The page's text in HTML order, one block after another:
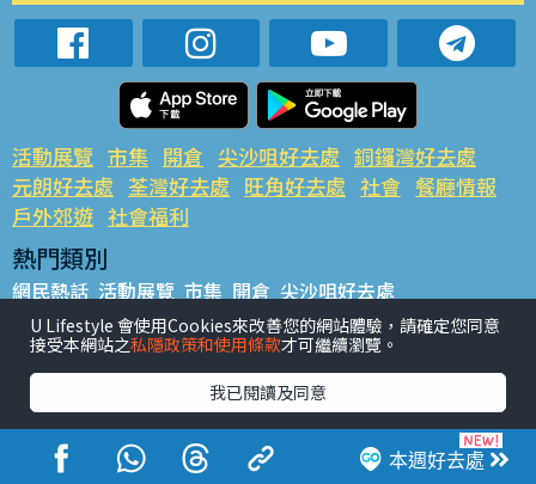
本週好去處
活動展覽 市集 開倉 尖沙咀好去處 銅鑼灣好去處
元朗好去處 荃灣好去處 旺角好去處 社會 餐廳情報
戶外郊遊 社會福利
熱門類別
網民熱話 活動展覽 市集 開倉 尖沙咀好去處
銅鑼灣好去處 元朗好去處 荃灣好去處 旺角好去處 社會
餐廳情報 戶外郊遊
熱門標籤
#UGO搵好去處 #人氣活動推介 #美食社群熱話
#親子玩樂好去處
#ULifestyle應用程式
#限時搶
U Lifestyle 會使用Cookies來改善您的網站體驗，請確定您同意
接受本網站之私隱政策和使用條款才可繼續瀏覽。
我已閱讀及同意